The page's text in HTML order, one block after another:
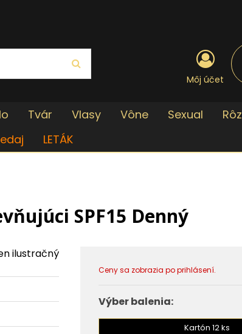
Môj účet
Tvár Vlasy Vône Sexual
LETÁK
SPF15 Denný
Výber balenia:
Kartón 12 ks
ilustračný